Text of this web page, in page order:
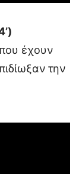
έχουν
​την